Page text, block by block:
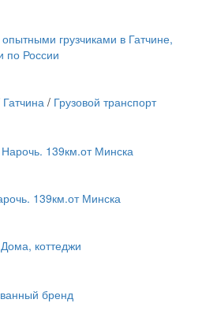
грузчиками в Гатчине,
по России
Гатчина / Грузовой транспорт
139км.от Минска
Дома, коттеджи